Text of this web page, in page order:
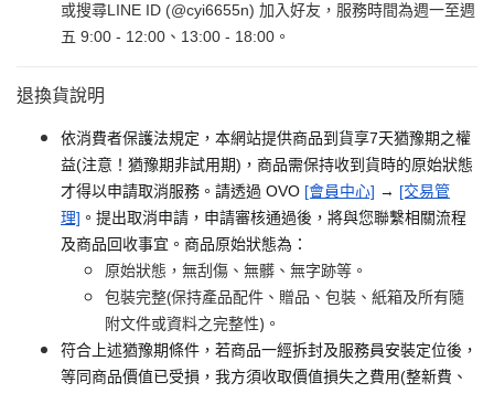
或搜尋LINE ID (@cyi6655n) 加入好友，服務時間為週一至週
五 9:00 - 12:00、13:00 - 18:00。
退換貨說明
依消費者保護法規定，本網站提供商品到貨享7天猶豫期之權
益(注意！猶豫期非試用期)，商品需保持收到貨時的原始狀態
才得以申請取消服務。請透過 OVO [會員中心] → [交易管
理] 。提出取消申請，申請審核通過後，將與您聯繫相關流程
及商品回收事宜。商品原始狀態為：
原始狀態，無刮傷、無髒、無字跡等。
包裝完整(保持產品配件、贈品、包裝、紙箱及所有隨
附文件或資料之完整性)。
符合上述猶豫期條件，若商品一經拆封及服務員安裝定位後，
等同商品價值已受損，我方須收取價值損失之費用(整新費、